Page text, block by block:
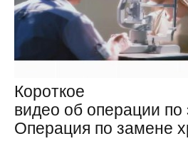
Короткое
видео об операции по
Операция по замене